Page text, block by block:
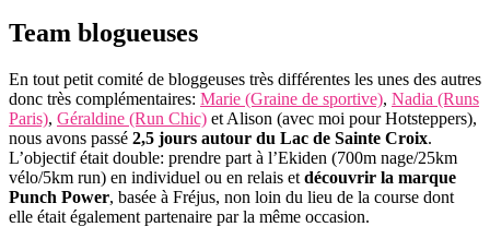
Team blogueuses
En tout petit comité de bloggeuses très différentes les unes des autres
donc très complémentaires: Marie (Graine de sportive), Nadia (Runs
Paris), Géraldine (Run Chic) et Alison (avec moi pour Hotsteppers),
nous avons passé 2,5 jours autour du Lac de Sainte Croix.
L’objectif était double: prendre part à l’Ekiden (700m nage/25km
vélo/5km run) en individuel ou en relais et découvrir la marque
Punch Power, basée à Fréjus, non loin du lieu de la course dont
elle était également partenaire par la même occasion.